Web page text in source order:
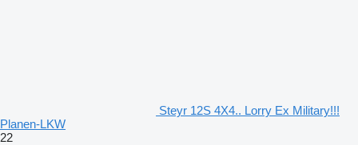
Steyr 12S 4X4.. Lorry Ex Military!!!
Planen-LKW
22